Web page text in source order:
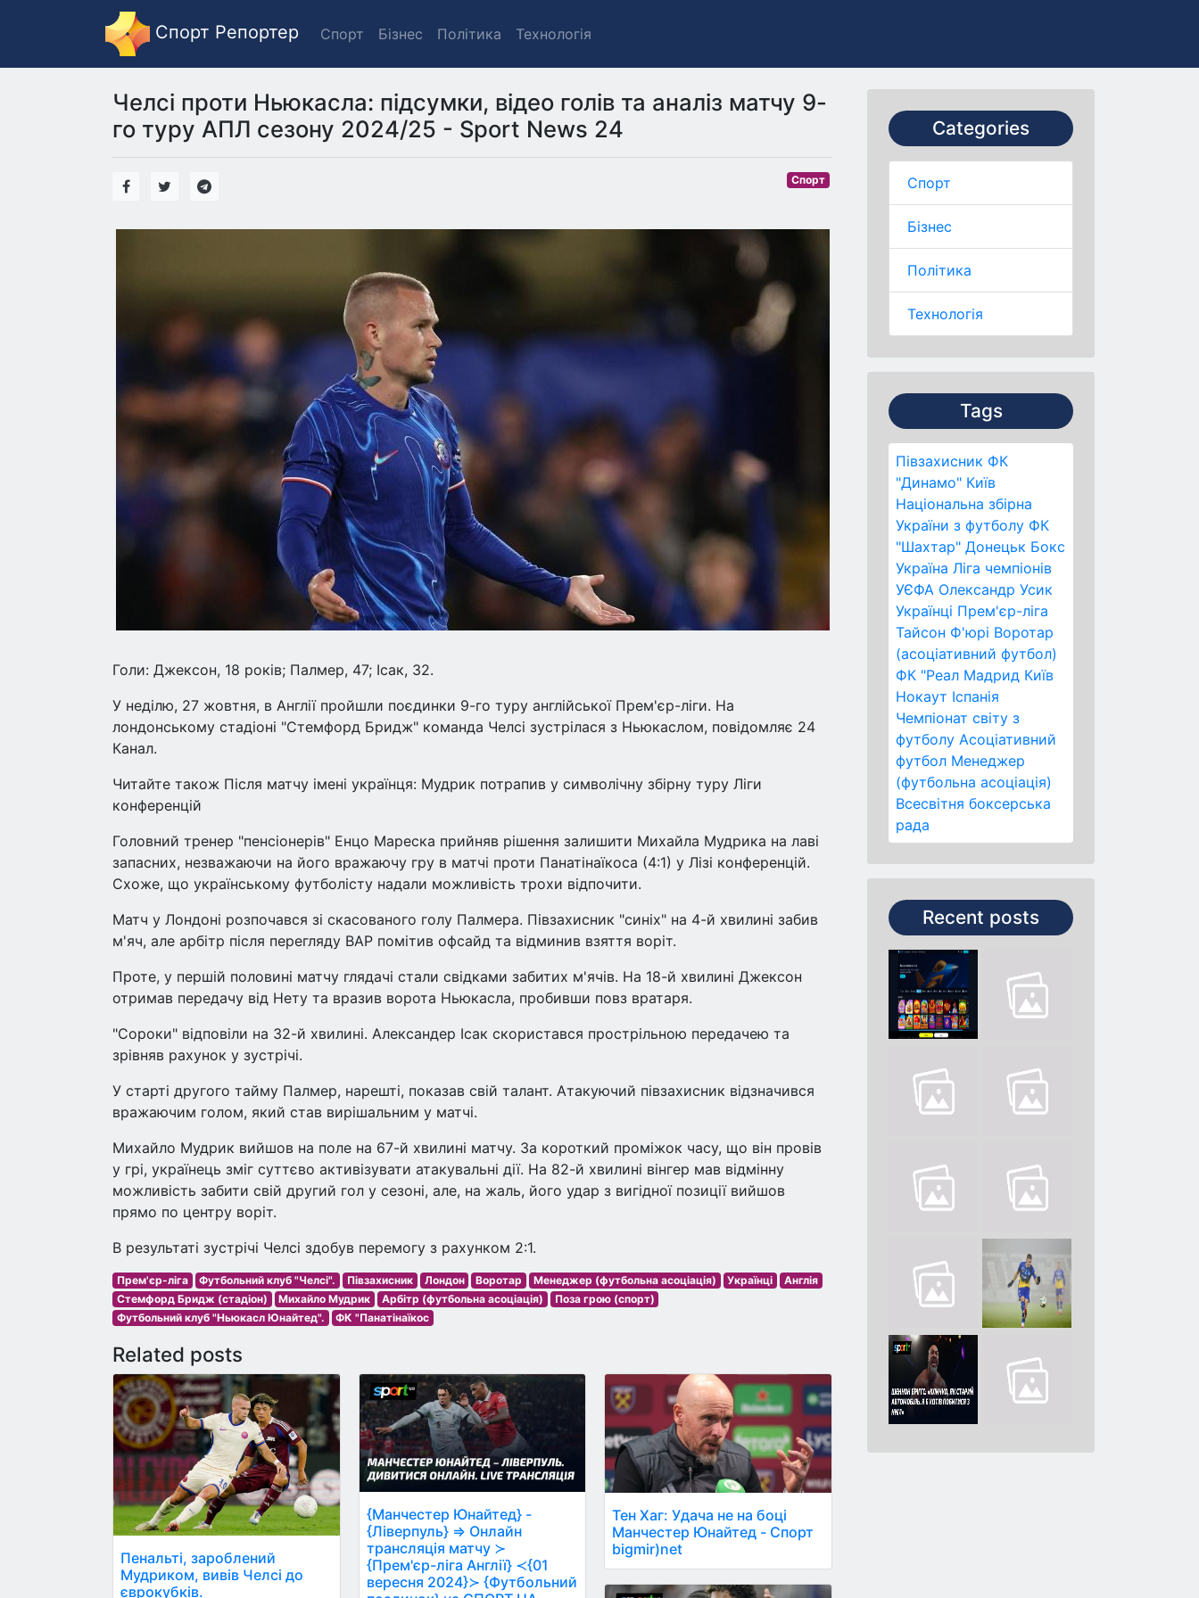
Спорт Репортер Спорт Бізнес Політика Технологія
Categories
Спорт
Бізнес
Політика
Технологія
Tags
Півзахисник ФК
"Динамо" Київ
Національна збірна
України з футболу ФК
"Шахтар" Донецьк Бокс
Україна Ліга чемпіонів
УЄФА Олександр Усик
Українці Прем'єр-ліга
Тайсон Ф'юрі Воротар
(асоціативний футбол)
ФК "Реал Мадрид Київ
Нокаут Іспанія
Чемпіонат світу з
футболу Асоціативний
футбол Менеджер
(футбольна асоціація)
Всесвітня боксерська
рада
Recent posts
Челсі проти Ньюкасла: підсумки, відео голів та аналіз матчу 9-
го туру АПЛ сезону 2024/25 - Sport News 24
Спорт
Голи: Джексон, 18 років; Палмер, 47; Ісак, 32.
У неділю, 27 жовтня, в Англії пройшли поєдинки 9-го туру англійської Прем'єр-ліги. На
лондонському стадіоні "Стемфорд Бридж" команда Челсі зустрілася з Ньюкаслом, повідомляє 24
Канал.
Читайте також Після матчу імені українця: Мудрик потрапив у символічну збірну туру Ліги
конференцій
Головний тренер "пенсіонерів" Енцо Мареска прийняв рішення залишити Михайла Мудрика на лаві
запасних, незважаючи на його вражаючу гру в матчі проти Панатінаїкоса (4:1) у Лізі конференцій.
Схоже, що українському футболісту надали можливість трохи відпочити.
Матч у Лондоні розпочався зі скасованого голу Палмера. Півзахисник "синіх" на 4-й хвилині забив
м'яч, але арбітр після перегляду ВАР помітив офсайд та відминив взяття воріт.
Проте, у першій половині матчу глядачі стали свідками забитих м'ячів. На 18-й хвилині Джексон
отримав передачу від Нету та вразив ворота Ньюкасла, пробивши повз вратаря.
"Сороки" відповіли на 32-й хвилині. Александер Ісак скористався прострільною передачею та
зрівняв рахунок у зустрічі.
У старті другого тайму Палмер, нарешті, показав свій талант. Атакуючий півзахисник відзначився
вражаючим голом, який став вирішальним у матчі.
Михайло Мудрик вийшов на поле на 67-й хвилині матчу. За короткий проміжок часу, що він провів
у грі, українець зміг суттєво активізувати атакувальні дії. На 82-й хвилині вінгер мав відмінну
можливість забити свій другий гол у сезоні, але, на жаль, його удар з вигідної позиції вийшов
прямо по центру воріт.
В результаті зустрічі Челсі здобув перемогу з рахунком 2:1.
Прем'єр-ліга Футбольний клуб "Челсі". Півзахисник Лондон Воротар Менеджер (футбольна асоціація) Українці
Англія
Стемфорд Бридж (стадіон)
Михайло Мудрик Арбітр (футбольна асоціація)
Поза грою (спорт)
Футбольний клуб "Ньюкасл Юнайтед".
ФК "Панатінаїкос
Related posts
Пенальті, зароблений
Мудриком, вивів Челсі до
єврокубків.
{Манчестер Юнайтед} -
{Ліверпуль} ⇒ Онлайн
трансляція матчу ≻
{Прем'єр-ліга Англії} ≺{01
вересня 2024}≻ {Футбольний
Тен Хаг: Удача не на боці
Манчестер Юнайтед - Спорт
bigmir)net